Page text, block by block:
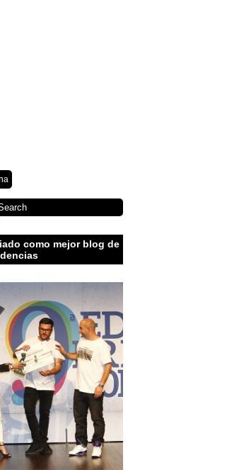
como mejor blog de